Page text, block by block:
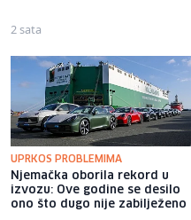
2 sata
UPRKOS PROBLEMIMA
Njemačka oborila rekord u
izvozu: Ove godine se desilo
ono što dugo nije zabilježeno